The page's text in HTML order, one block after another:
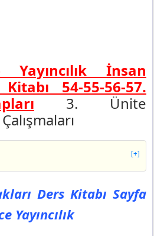
Yayıncılık İnsan
54-55-56-57.
3. Ünite
[+]
Ders Kitabı Sayfa 54 Cevapları
Ders Kitabı Sayfa 55 Cevapları
Ders Kitabı Sayfa
Yayıncılık